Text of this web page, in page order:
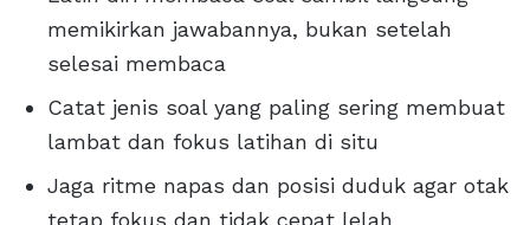
memikirkan jawabannya, bukan setelah
selesai membaca
Catat jenis soal yang paling sering membuat
lambat dan fokus latihan di situ
Jaga ritme napas dan posisi duduk agar otak